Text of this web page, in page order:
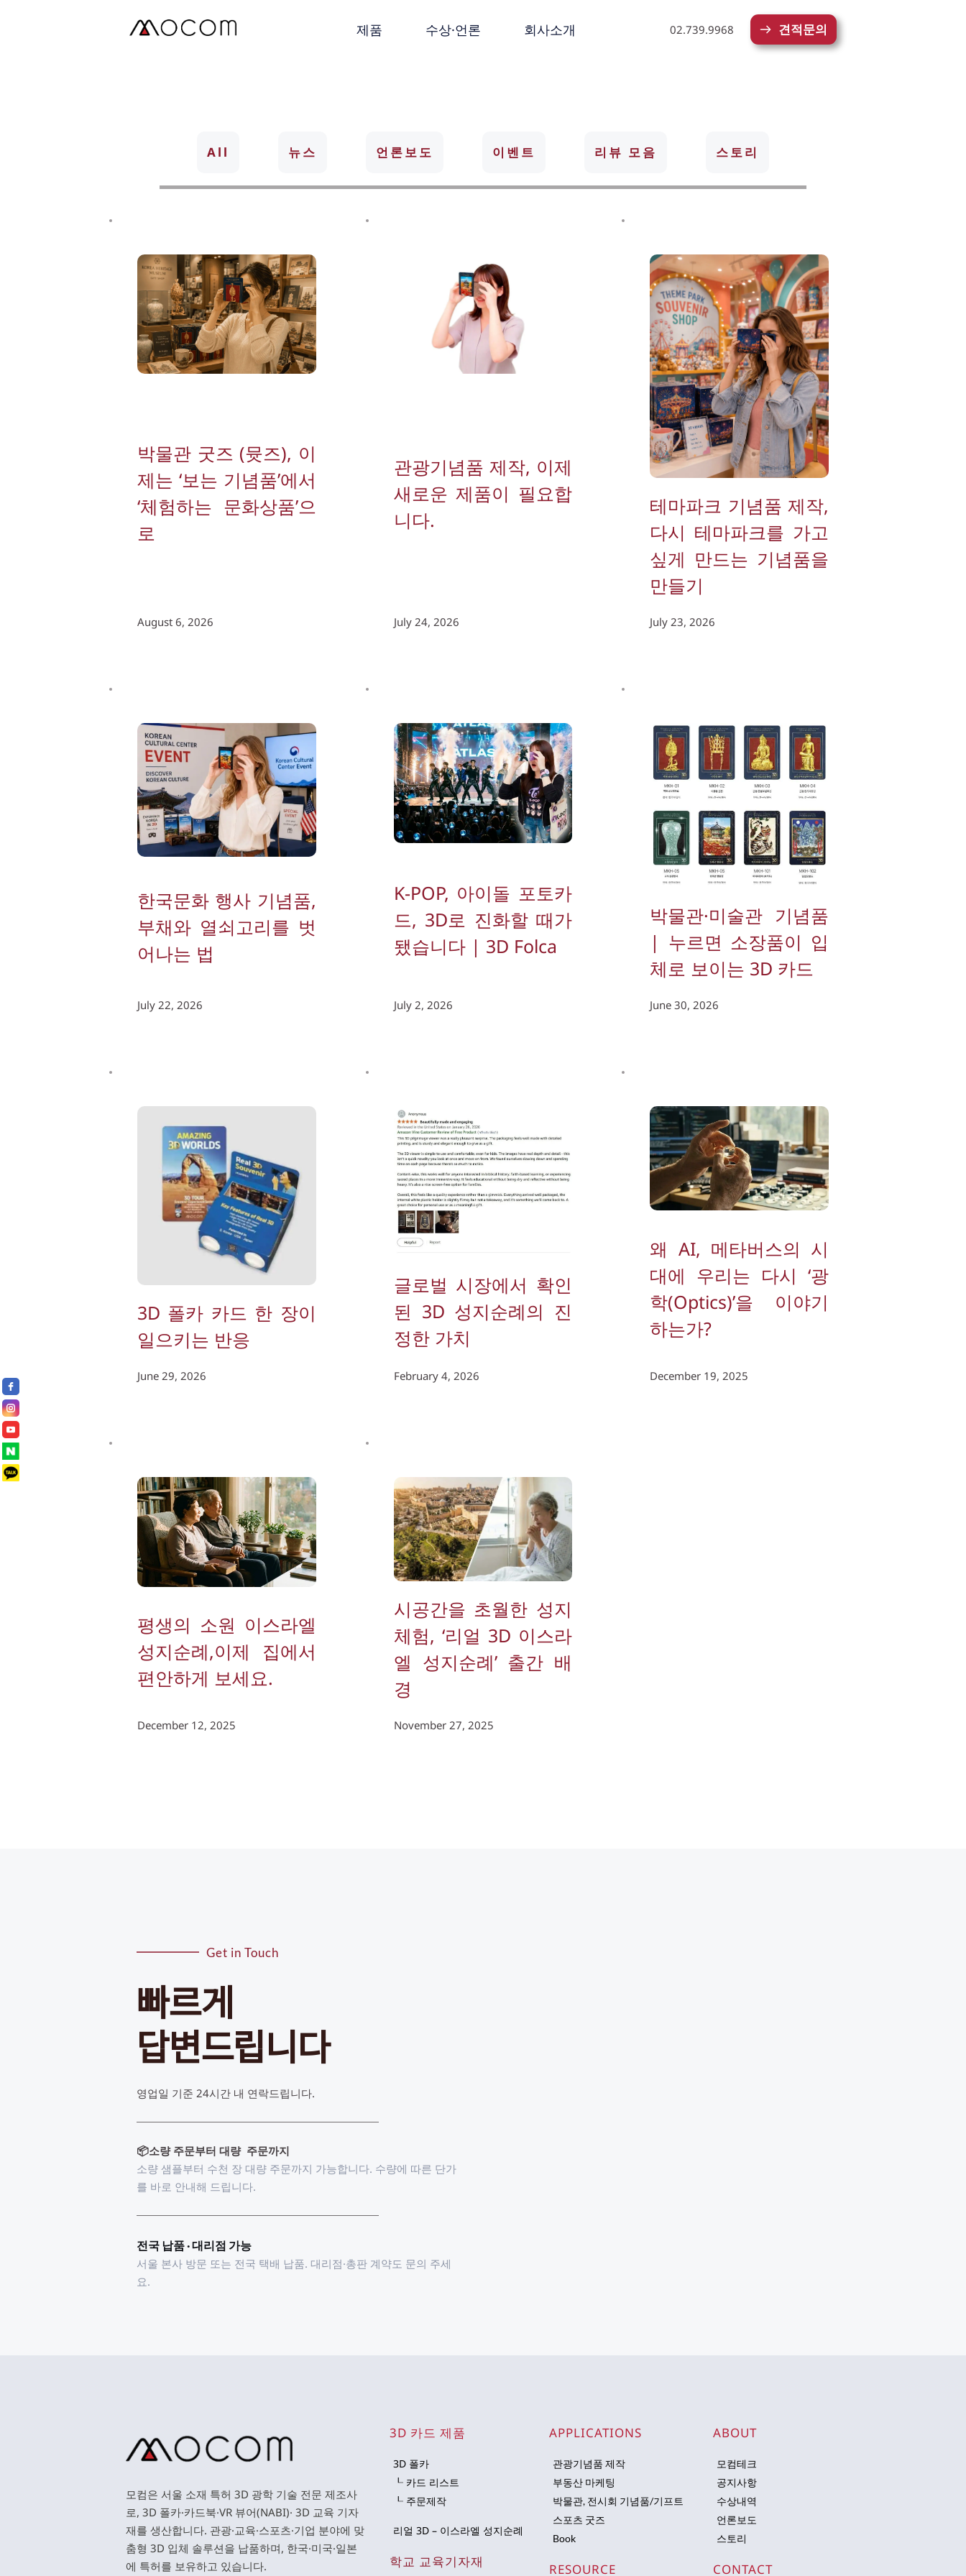
제품 수상·언론 회사소개 02.739.9968 견적문의
All 뉴스 언론보도 이벤트 리뷰 모음 스토리
박물관 굿즈 (뮷즈), 이
제는 ‘보는 기념품’에서
‘체험하는 문화상품’으
로
August 6, 2026
관광기념품 제작, 이제
새로운 제품이 필요합
니다.
July 24, 2026
테마파크 기념품 제작,
다시 테마파크를 가고
싶게 만드는 기념품을
만들기
July 23, 2026
한국문화 행사 기념품,
부채와 열쇠고리를 벗
어나는 법
July 22, 2026
K-POP, 아이돌 포토카
드, 3D로 진화할 때가
됐습니다 | 3D Folca
July 2, 2026
박물관·미술관 기념품
| 누르면 소장품이 입
체로 보이는 3D 카드
June 30, 2026
3D 폴카 카드 한 장이
일으키는 반응
June 29, 2026
글로벌 시장에서 확인
된 3D 성지순례의 진
정한 가치
February 4, 2026
왜 AI, 메타버스의 시
대에 우리는 다시 ‘광
학(Optics)’을 이야기
하는가?
December 19, 2025
평생의 소원 이스라엘
성지순례,이제 집에서
편안하게 보세요.
December 12, 2025
시공간을 초월한 성지
체험, ‘리얼 3D 이스라
엘 성지순례’ 출간 배
경
November 27, 2025
Get in Touch
빠르게
답변드립니다
영업일 기준 24시간 내 연락드립니다.
📦소량 주문부터 대량  주문까지
소량 샘플부터 수천 장 대량 주문까지 가능합니다. 수량에 따른 단가
를 바로 안내해 드립니다.
전국 납품 · 대리점 가능
서울 본사 방문 또는 전국 택배 납품. 대리점·총판 계약도 문의 주세
요.
모컴은 서울 소재 특허 3D 광학 기술 전문 제조사
로, 3D 폴카·카드북·VR 뷰어(NABI)· 3D 교육 기자
재를 생산합니다. 관광·교육·스포츠·기업 분야에 맞
춤형 3D 입체 솔루션을 납품하며, 한국·미국·일본
에 특허를 보유하고 있습니다.
3D 카드 제품
3D 폴카
┖ 카드 리스트
┖ 주문제작
리얼 3D – 이스라엘 성지순례
학교 교육기자재
APPLICATIONS
관광기념품 제작
부동산 마케팅
박물관, 전시회 기념품/기프트
스포츠 굿즈
Book
RESOURCE
ABOUT
모컴테크
공지사항
수상내역
언론보도
스토리
CONTACT